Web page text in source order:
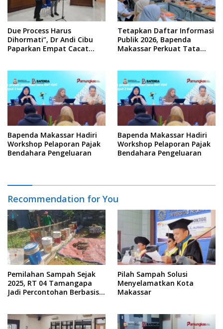
Due Process Harus
Dihormati”, Dr Andi Cibu
Paparkan Empat Cacat
Tetapkan Daftar Informasi
Publik 2026, Bapenda
Makassar Perkuat Tata
Bapenda Makassar Hadiri
Workshop Pelaporan Pajak
Bendahara Pengeluaran
Bapenda Makassar Hadiri
Workshop Pelaporan Pajak
Bendahara Pengeluaran
Recommendation for You
Pemilahan Sampah Sejak
2025, RT 04 Tamangapa
Jadi Percontohan Berbasis
Pilah Sampah Solusi
Menyelamatkan Kota
Makassar